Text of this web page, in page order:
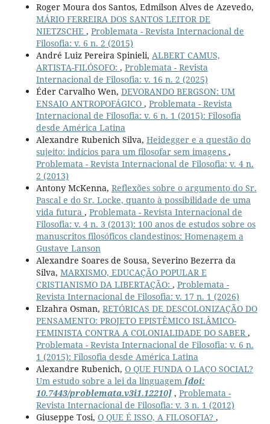
Roger Moura dos Santos, Edmilson Alves de Azevedo,
MÁRIO FERREIRA DOS SANTOS LEITOR DE
NIETZSCHE , Problemata - Revista Internacional de
Filosofia: v. 6 n. 2 (2015)
André Luiz Pereira Spinieli, ALBERT CAMUS,
ARTISTA-FILÓSOFO: , Problemata - Revista
Internacional de Filosofia: v. 16 n. 2 (2025)
Éder Carvalho Wen, DEVORANDO BERGSON: UM
ENSAIO ANTROPOFÁGICO , Problemata - Revista
Internacional de Filosofia: v. 6 n. 1 (2015): Filosofia
desde América Latina
Alexandre Rubenich Silva, Heidegger e a questão do
sujeito: indícios para um filosofar sem imagens ,
Problemata - Revista Internacional de Filosofia: v. 4 n.
2 (2013)
Antony McKenna, Reflexões sobre o argumento do Sr.
Pascal e do Sr. Locke, quanto à possibilidade de uma
vida futura , Problemata - Revista Internacional de
Filosofia: v. 4 n. 3 (2013): 100 anos de estudos sobre os
manuscritos filosóficos clandestinos: Homenagem a
Gustave Lanson
Alexandre Soares de Sousa, Severino Bezerra da
Silva, MARXISMO, EDUCAÇÃO POPULAR E
CRISTIANISMO DA LIBERTAÇÃO: , Problemata -
Revista Internacional de Filosofia: v. 17 n. 1 (2026)
Elzahra Osman, RETÓRICAS DE DESCOLONIZAÇÃO DO
PENSAMENTO: PROJETO EPISTÊMICO ISLÂMICO-
FEMINISTA CONTRA A COLONIALIDADE DO SABER,
Problemata - Revista Internacional de Filosofia: v. 6 n.
1 (2015): Filosofia desde América Latina
Alexandre Rubenich, O QUE FUNDA O LAÇO SOCIAL?
Um estudo sobre a lei da linguagem [doi:
10.7443/problemata.v3i1.12210], Problemata -
Revista Internacional de Filosofia: v. 3 n. 1 (2012)
Giuseppe Tosi, O QUE É ISSO, A FILOSOFIA? ,